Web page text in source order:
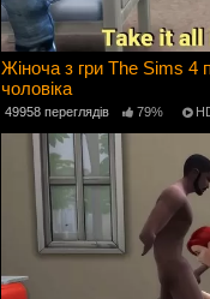
Жіноча з гри The Sims 4
чоловіка
49958 переглядів 79%